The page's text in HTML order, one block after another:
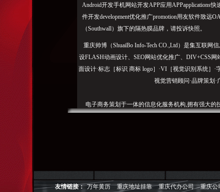
Android开发手机网站开发APP应用APPapplications
件开发development优化推广promotion用友软件致远
（Southwall）旗下的隔热膜品牌，请投诉快照。
重庆帅博（ShuaiBo Info-Tech CO.,Ltd）是集互联网
设FLASH动画设计、SEO网站优化推广、DIV+CSS
面设计·标志［标识 商标 logo］·VI［视觉识别系统］·
视觉营销顾问·品牌策划
电子商务策划于一体的信息化服务机构,拥有强大的
友情链接： 万年黄历 重庆地址挂靠 重庆代办公司
重庆公